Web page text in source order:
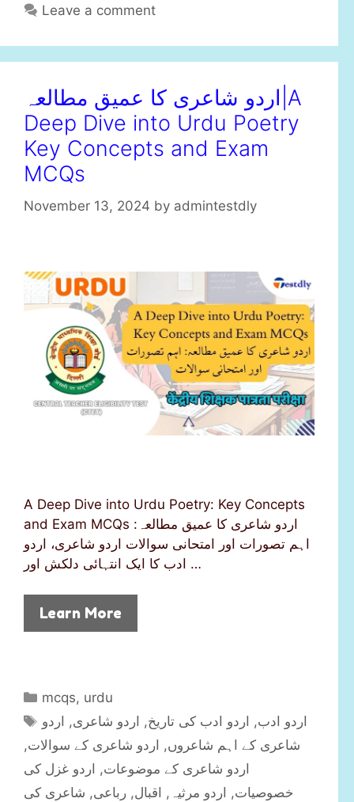
s
Leave a comment
اردو شاعری کا عمیق مطالعہ|A
Deep Dive into Urdu Poetry
Key Concepts and Exam
MCQs
November 13, 2024 by admintestdly
A Deep Dive into Urdu Poetry: Key Concepts
and Exam MCQs اردو شاعری کا عمیق مطالعہ:
اہم تصورات اور امتحانی سوالات اردو شاعری، اردو
ادب کا ایک انتہائی دلکش اور …
Learn More
C
t
e
g
o
mcqs, urdu
T
a
s
اردو ادب, اردو ادب کی تاریخ, اردو شاعری, اردو
شاعری کے اہم شاعروں, اردو شاعری کے سوالات,
اردو شاعری کے موضوعات, اردو غزل کی
خصوصیات, اردو مرثیہ , اقبال, رباعی, شاعری کی